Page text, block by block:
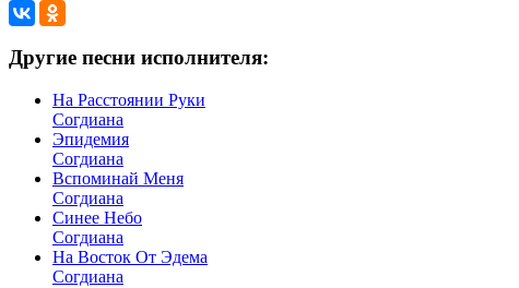
Другие песни исполнителя:
На Расстоянии Руки
Согдиана
Эпидемия
Согдиана
Вспоминай Меня
Согдиана
Синее Небо
Согдиана
На Восток От Эдема
Согдиана